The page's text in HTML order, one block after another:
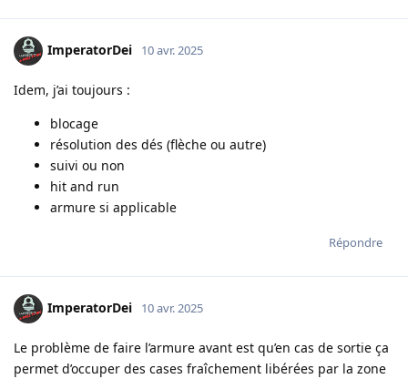
ImperatorDei 10 avr. 2025
Idem, j’ai toujours :
blocage
résolution des dés (flèche ou autre)
suivi ou non
hit and run
armure si applicable
Répondre
ImperatorDei 10 avr. 2025
Le problème de faire l’armure avant est qu’en cas de sortie ça
permet d’occuper des cases fraîchement libérées par la zone